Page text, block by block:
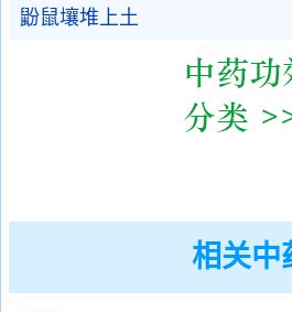
鼢鼠壤堆上土
相关中